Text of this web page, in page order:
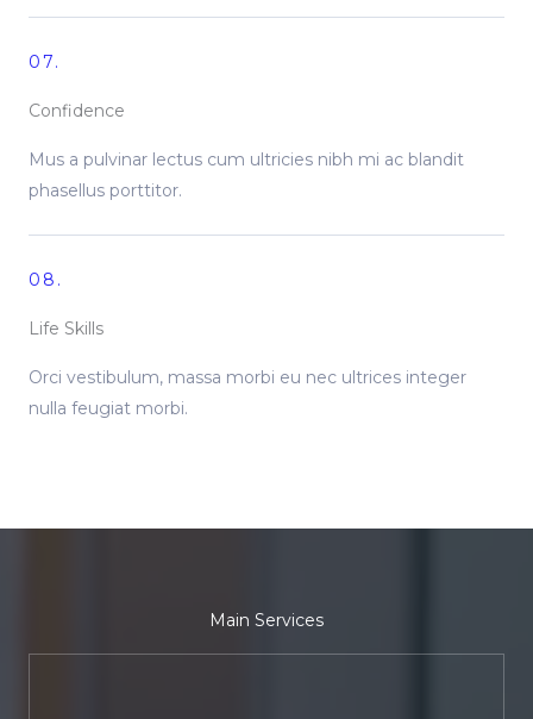
07.
Confidence
Mus a pulvinar lectus cum ultricies nibh mi ac blandit
phasellus porttitor.
08.
Life Skills
Orci vestibulum, massa morbi eu nec ultrices integer
nulla feugiat morbi.
Main Services